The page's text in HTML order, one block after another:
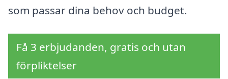
som passar dina behov och budget.
Få 3 erbjudanden, gratis och utan
förpliktelser